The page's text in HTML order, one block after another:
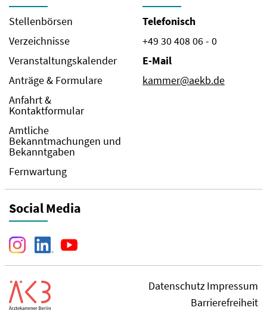
Stellenbörsen
Verzeichnisse
Veranstaltungskalender
Anträge & Formulare
Anfahrt &
Kontaktformular
Amtliche
Bekanntmachungen und
Bekanntgaben
Fernwartung
Telefonisch
+49 30 408 06 - 0
E-Mail
kammer@aekb.de
Social Media
DatenschutzImpressum
Barrierefreiheit